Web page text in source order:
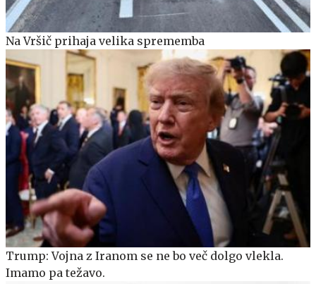
Na Vršič prihaja velika sprememba
Trump: Vojna z Iranom se ne bo več dolgo vlekla.
Imamo pa težavo.